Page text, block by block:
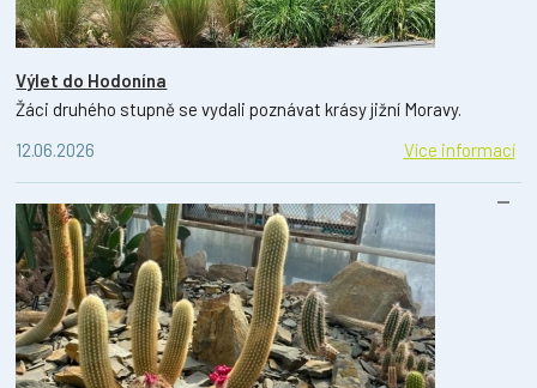
Výlet do Hodonína
Žáci druhého stupně se vydali poznávat krásy jižní Moravy.
12.06.2026
Více informací